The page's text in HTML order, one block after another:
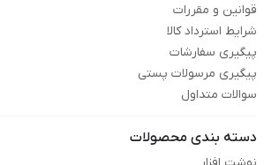
قوانین و مقررات
شرایط استرداد کالا
پیگیری سفارشات
پیگیری مرسولات پستی
سوالات متداول
دسته بندی محصولات